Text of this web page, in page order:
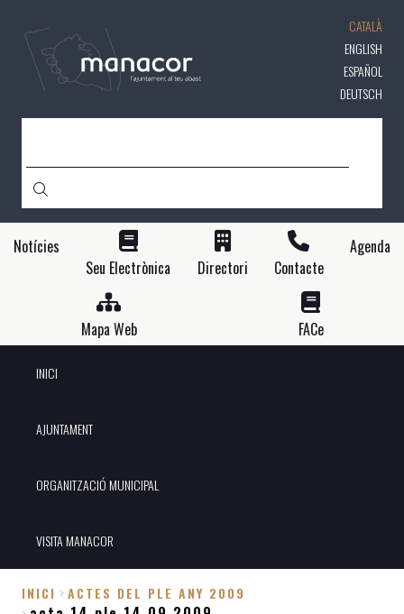
contingut
CATALÀ
ENGLISH
ESPAÑOL
DEUTSCH
Notícies
Seu Electrònica
Directori Contacte
Agenda
Mapa Web FACe
INICI
AJUNTAMENT
ORGANITZACIÓ MUNICIPAL
VISITA MANACOR
INICI ACTES DEL PLE ANY 2009